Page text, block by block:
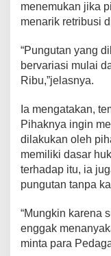
menemukan jika
menarik retribusi
“Pungutan yang
bervariasi mulai
Ribu,”jelasnya.
Ia mengatakan,
Pihaknya ingin
dilakukan oleh
memiliki dasar
terhadap itu, ia
pungutan tanpa
“Mungkin karena
enggak
minta para